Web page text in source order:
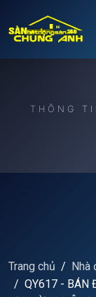
THÔNG
Trang chủ Nhà
QY617 - BÁN